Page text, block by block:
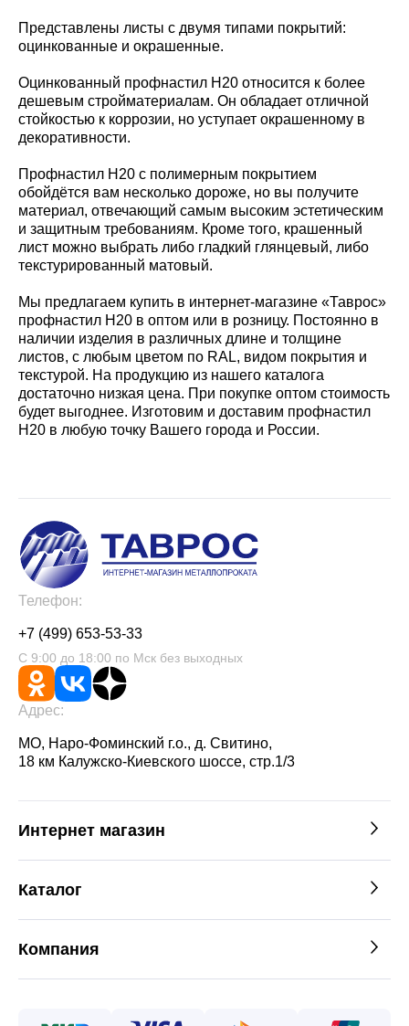
Представлены листы с двумя типами покрытий:
оцинкованные и окрашенные.
Оцинкованный профнастил Н20 относится к более
дешевым стройматериалам. Он обладает отличной
стойкостью к коррозии, но уступает окрашенному в
декоративности.
Профнастил Н20 с полимерным покрытием
обойдётся вам несколько дороже, но вы получите
материал, отвечающий самым высоким эстетическим
и защитным требованиям. Кроме того, крашенный
лист можно выбрать либо гладкий глянцевый, либо
текстурированный матовый.
Мы предлагаем купить в интернет-магазине «Таврос»
профнастил Н20 в оптом или в розницу. Постоянно в
наличии изделия в различных длине и толщине
листов, с любым цветом по RAL, видом покрытия и
текстурой. На продукцию из нашего каталога
достаточно низкая цена. При покупке оптом стоимость
будет выгоднее. Изготовим и доставим профнастил
Н20 в любую точку Вашего города и России.
Телефон:
+7 (499) 653-53-33
С 9:00 до 18:00 по Мск без выходных
Адрес:
МО, Наро-Фоминский г.о., д. Свитино,
18 км Калужско-Киевского шоссе, стр.1/3
Интернет магазин
Каталог
Компания